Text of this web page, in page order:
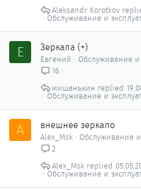
Обслуживание и
Aleksandr Korotkov
Е Зеркала (+)
Евгений
Обслуживание и
16
Обслуживание и
мишанькин
A внешнее зеркало
Alex_Msk
Обслуживание
2
Обслуживание и
Alex_Msk